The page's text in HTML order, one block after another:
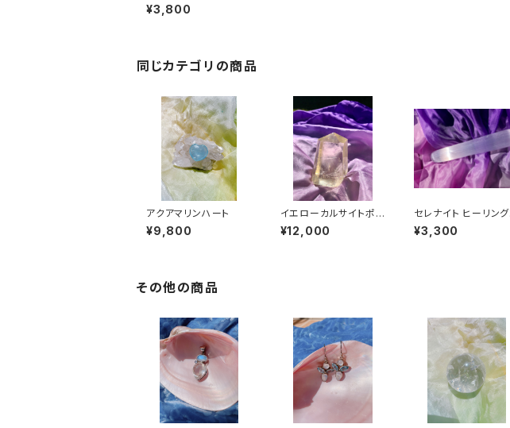
¥3,800
同じカテゴリの商品
アクアマリンハート
¥9,800
イエローカルサイトポイ
ント
¥12,000
セレナイト ヒーリング
ンド
¥3,300
その他の商品